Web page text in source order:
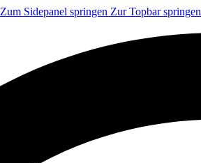
Zum Sidepanel springen Zur Topbar springen